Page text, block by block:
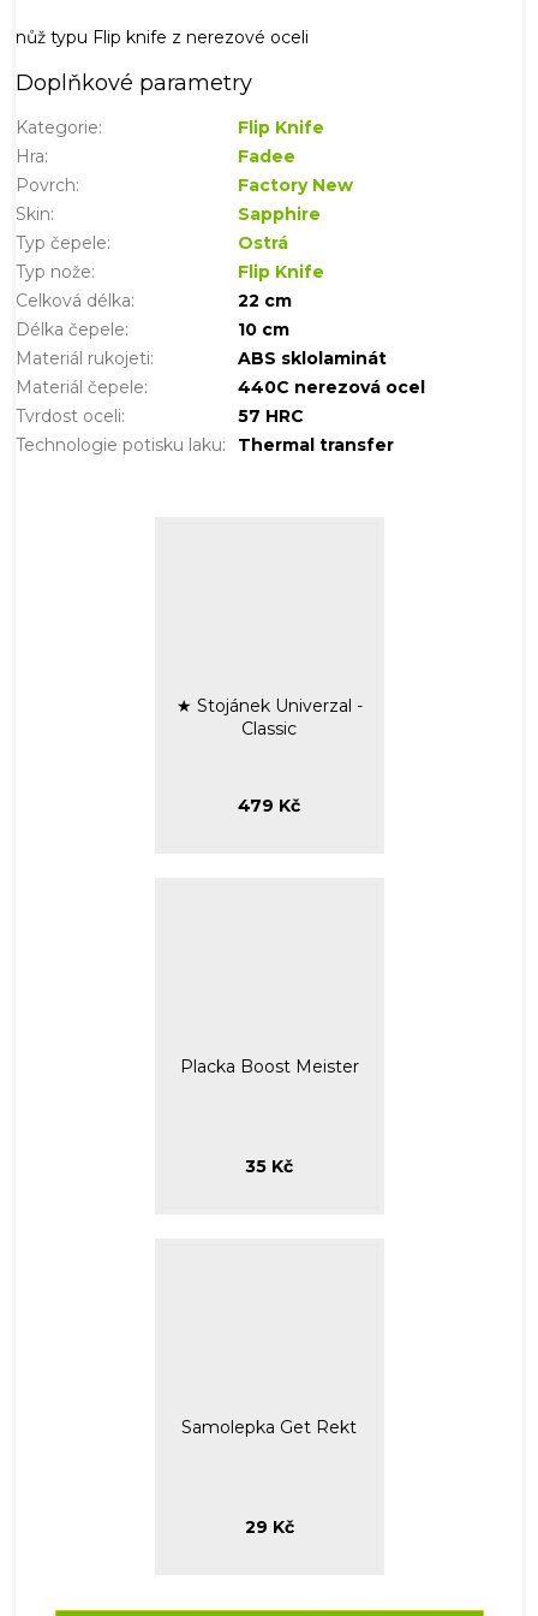
nůž typu Flip knife z nerezové oceli
Doplňkové parametry
Kategorie:
Flip Knife
Hra:
Fadee
Povrch:
Factory New
Skin:
Sapphire
Typ čepele:
Ostrá
Typ nože:
Flip Knife
Celková délka:
22 cm
Délka čepele:
10 cm
Materiál rukojeti:
ABS sklolaminát
Materiál čepele:
440C nerezová ocel
Tvrdost oceli:
57 HRC
Technologie potisku laku: Thermal transfer
★ Stojánek Univerzal -
Classic
479 Kč
Placka Boost Meister
35 Kč
Samolepka Get Rekt
29 Kč